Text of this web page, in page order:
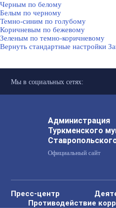
Черным по белому
Белым по черному
Темно-синим по голубому
Коричневым по бежевому
Зеленым по темно-коричневому
Вернуть стандартные настройки
Мы в социальных сетях:
Администрация
Туркменского
Официальный сайт
Пресс-центр
Противодействие